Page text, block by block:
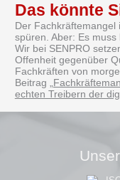
Das könnte
Der Fachkräftemangel
spüren. Aber: Es
Wir bei SENPRO
Offenheit gegenüber
Fachkräften von
Beitrag „
echten Treibern der